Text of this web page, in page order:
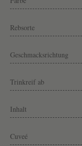
Rebsorte
Geschmacksrichtung
Trinkreif ab
Inhalt
Cuveé